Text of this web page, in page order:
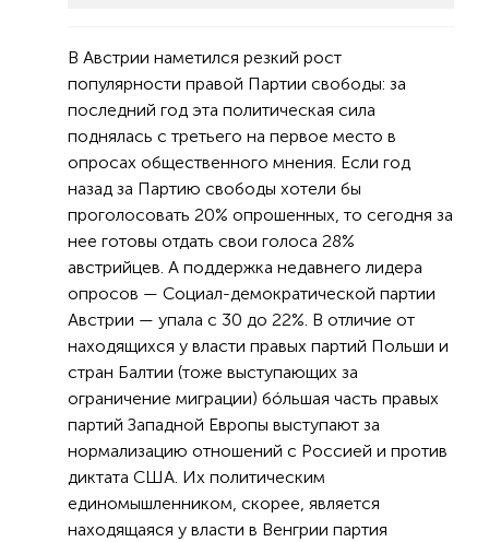
В Австрии наметился резкий рост
популярности правой Партии свободы: за
последний год эта политическая сила
поднялась с третьего на первое место в
опросах общественного мнения. Если год
назад за Партию свободы хотели бы
проголосовать 20% опрошенных, то сегодня за
нее готовы отдать свои голоса 28%
австрийцев. А поддержка недавнего лидера
опросов — Социал-демократической партии
Австрии — упала с 30 до 22%. В отличие от
находящихся у власти правых партий Польши и
стран Балтии (тоже выступающих за
ограничение миграции) бóльшая часть правых
партий Западной Европы выступают за
нормализацию отношений с Россией и против
диктата США. Их политическим
единомышленником, скорее, является
находящаяся у власти в Венгрии партия